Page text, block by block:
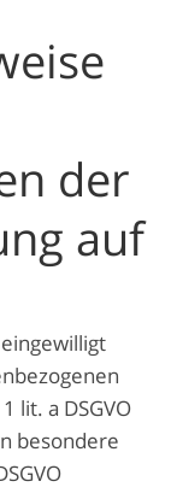
der
auf
lit. a DSGVO
besondere